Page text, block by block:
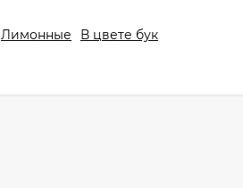
Лимонные В цвете бук